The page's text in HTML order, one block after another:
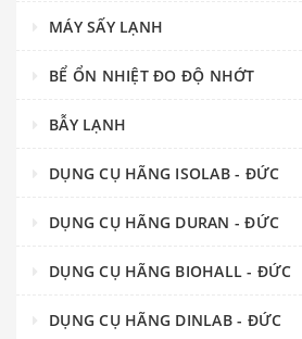
MÁY SẤY LẠNH
BỂ ỔN NHIỆT ĐO ĐỘ NHỚT
BẪY LẠNH
DỤNG CỤ HÃNG ISOLAB - ĐỨC
DỤNG CỤ HÃNG DURAN - ĐỨC
DỤNG CỤ HÃNG BIOHALL - ĐỨC
DỤNG CỤ HÃNG DINLAB - ĐỨC